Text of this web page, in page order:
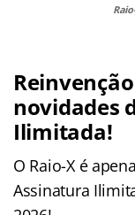
novidades
Ilimitada!
O Raio-X é
Assinatura